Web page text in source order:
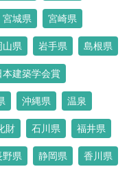
宮城県 宮崎県
山県 岩手県 島根県
本建築学会賞
沖縄県 温泉
財 石川県 福井県
野県 静岡県 香川県